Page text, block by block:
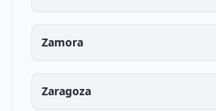
Zamora
Zaragoza